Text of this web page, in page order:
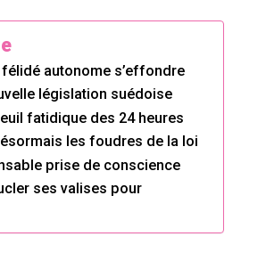
félidé autonome s’effondre
législation suédoise
fatidique des 24 heures
les foudres de la loi
prise de conscience
ses valises pour